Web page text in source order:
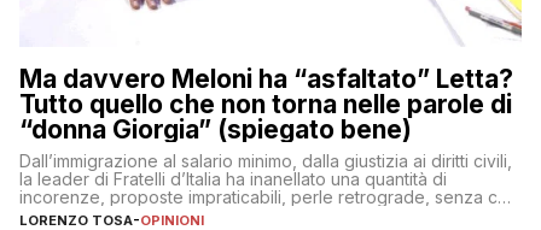
Ma davvero Meloni ha “asfaltato” Letta?
Tutto quello che non torna nelle parole di
“donna Giorgia” (spiegato bene)
Dall’immigrazione al salario minimo, dalla giustizia ai diritti civili,
la leader di Fratelli d’Italia ha inanellato una quantità di
incorenze, proposte impraticabili, perle retrograde, senza che
nessuno – a destra come a sinistra – glielo abbia fatto notare
LORENZO TOSA-OPINIONI